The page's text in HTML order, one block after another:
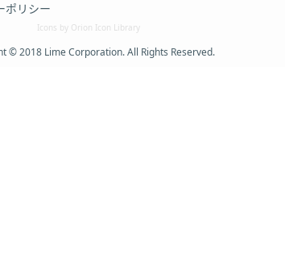
ポリシー
Icons by Orion Icon Library
© 2018 Lime Corporation. All Rights Reserved.